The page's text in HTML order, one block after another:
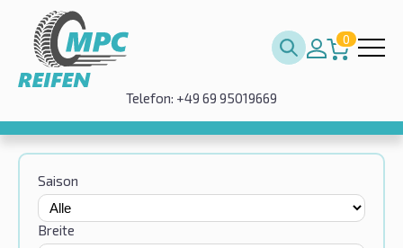
0
Telefon: +49 69 95019669
Saison
Breite